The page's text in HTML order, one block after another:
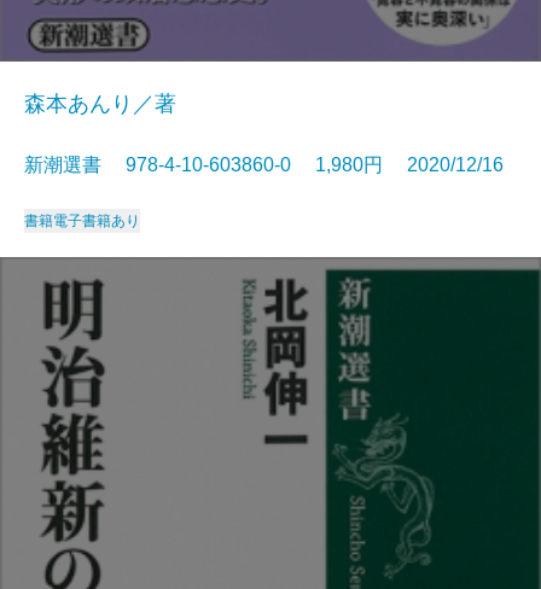
森本あんり／著
新潮選書 978-4-10-603860-0 1,980円 2020/12/16
書籍電子書籍あり